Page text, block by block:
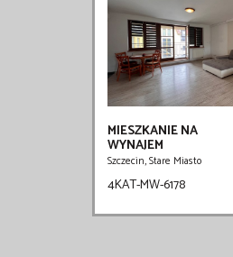
MIESZKANIE NA
WYNAJEM
Szczecin, Stare Miasto
4KAT-MW-6178